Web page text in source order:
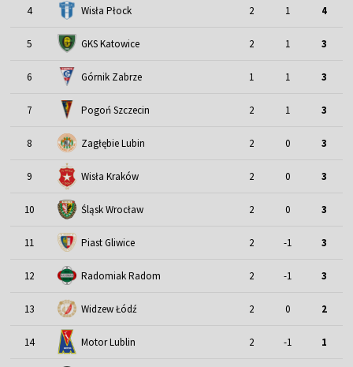
4 Wisła Płock 2 1 4
5 GKS Katowice 2 1 3
6 Górnik Zabrze 1 1 3
7 Pogoń Szczecin 2 1 3
8 Zagłębie Lubin 2 0 3
9 Wisła Kraków 2 0 3
10 Śląsk Wrocław 2 0 3
11 Piast Gliwice 2 -1 3
12 Radomiak Radom 2 -1 3
13 Widzew Łódź 2 0 2
14 Motor Lublin 2 -1 1